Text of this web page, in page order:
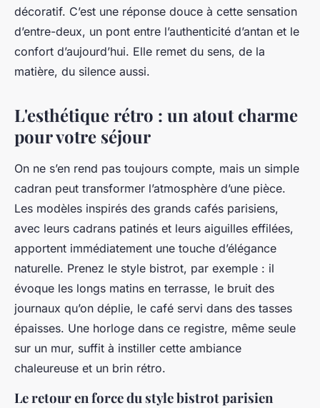
décoratif. C’est une réponse douce à cette sensation
d’entre-deux, un pont entre l’authenticité d’antan et le
confort d’aujourd’hui. Elle remet du sens, de la
matière, du silence aussi.
L'esthétique rétro : un atout charme
pour votre séjour
On ne s’en rend pas toujours compte, mais un simple
cadran peut transformer l’atmosphère d’une pièce.
Les modèles inspirés des grands cafés parisiens,
avec leurs cadrans patinés et leurs aiguilles effilées,
apportent immédiatement une touche d’élégance
naturelle. Prenez le style bistrot, par exemple : il
évoque les longs matins en terrasse, le bruit des
journaux qu’on déplie, le café servi dans des tasses
épaisses. Une horloge dans ce registre, même seule
sur un mur, suffit à instiller cette ambiance
chaleureuse et un brin rétro.
Le retour en force du style bistrot parisien